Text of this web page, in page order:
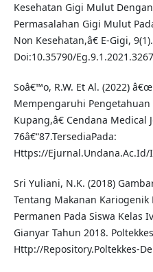
Kesehatan Gigi Mulut
Permasalahan Gigi Mulut
Non Kesehatan,â€ E-Gigi, 9(1).
Doi:10.35790/
Soâ€™o, R.W. Et Al. (2022)
Mempengaruhi Pengetahuan
Kupang,â€ Cendana Medical
76â€“87.TersediaPada:
Https://
Sri Yuliani, N.K. (2018)
Tentang Makanan
Permanen Pada Siswa Kelas
Gianyar Tahun 2018.
Http://Repository.Poltekkes-